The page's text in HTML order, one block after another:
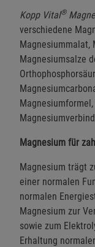
Kopp Vital®
verschiedene
Magnesiummalat,
Magnesiumsalze
Magnesium für
Magnesium trägt
einer normalen
normalen
Magnesium zur
sowie zum
Erhaltung